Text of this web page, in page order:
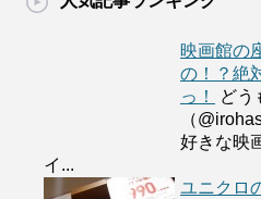
映画館の
の！？絶
っ！
どう
（
好きな映
イ...
ユニクロ